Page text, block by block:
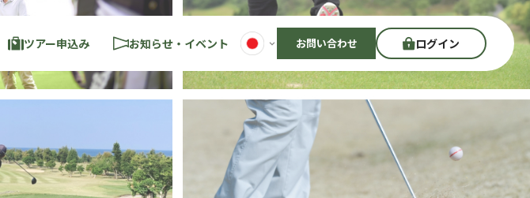
ツアー申込み お知らせ・イベント お問い合わせ ログイン